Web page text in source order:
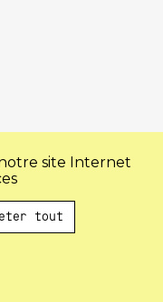
site Internet
tout